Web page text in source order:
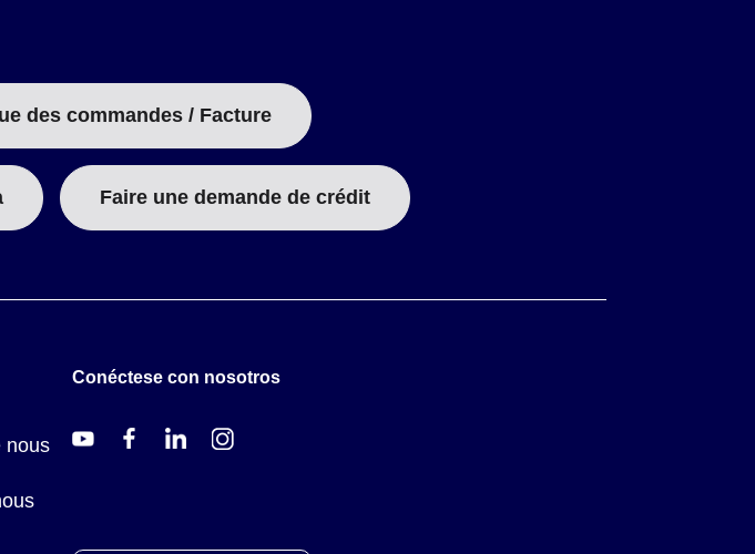
des commandes / Facture
Faire une demande de crédit
nous
Conéctese con nosotros